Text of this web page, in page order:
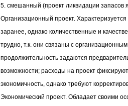
5. смешанный (проект ликвидации запасов
Организационный проект.
заранее, однако количественные и
трудно, т.к. они связаны с
продолжительность задаются
возможности; расходы на проект
экономичность, однако требуют
Экономический проект. Обладает своими